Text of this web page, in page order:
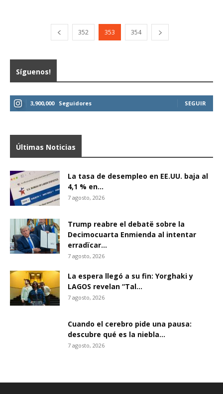
352 353 354
Síguenos!
3,900,000 Seguidores SEGUIR
Últimas Noticias
La tasa de desempleo en EE.UU. baja al
4,1 % en...
7 agosto, 2026
Trump reabre el debatë sobre la
Decimocuarta Enmienda al intentar
erradïcar...
7 agosto, 2026
La espera llegó a su fin: Yorghaki y
LAGOS revelan “Tal...
7 agosto, 2026
Cuando el cerebro pide una pausa:
descubre qué es la niebla...
7 agosto, 2026